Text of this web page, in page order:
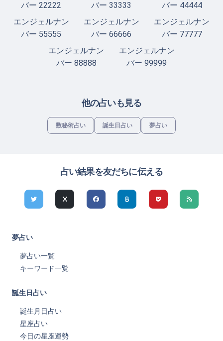
バー 22222
バー 33333
バー 44444
エンジェルナン
バー 55555
エンジェルナン
バー 66666
エンジェルナン
バー 77777
エンジェルナン
バー 88888
エンジェルナン
バー 99999
他の占いも見る
数秘術占い 誕生日占い 夢占い
占い結果を友だちに伝える
夢占い
夢占い一覧
キーワード一覧
誕生日占い
誕生月日占い
星座占い
今日の星座運勢